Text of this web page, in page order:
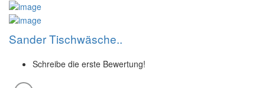
Sander Tischwäsche..
Schreibe die erste Bewertung!